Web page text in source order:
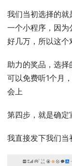
我们当初选择的就
一个小程序，因为
好几万，所以这个
助力的奖品，选择
可以免费听1个月
会上
第四步，就是确定
我直接发下我们